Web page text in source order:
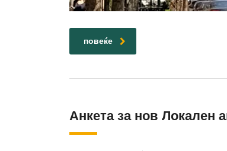
повеќе
Анкета за нов Локален